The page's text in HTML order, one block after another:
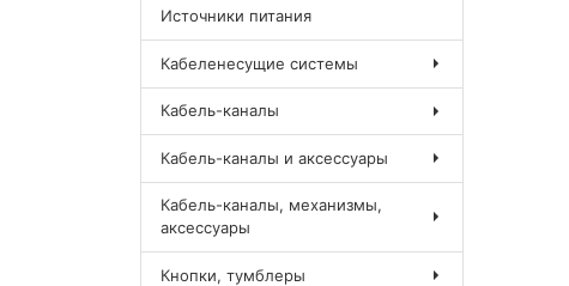
Источники питания
Кабеленесущие системы
Кабель-каналы
Кабель-каналы и аксессуары
Кабель-каналы, механизмы,
аксессуары
Кнопки, тумблеры